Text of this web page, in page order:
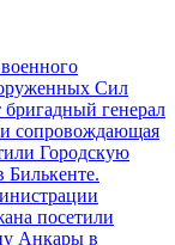
Сил
генерал
сопровождающая
Городскую
посетили
Aнкары в